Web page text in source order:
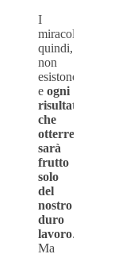
I
miracoli,
quindi,
non
esistono
e ogni
risultato
che
otterremo
sarà
frutto
solo
del
nostro
duro
lavoro.
Ma